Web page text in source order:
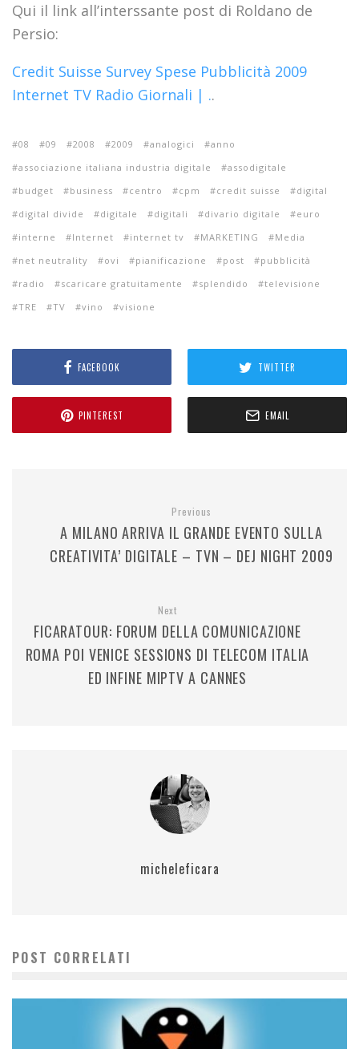
Qui il link all’interssante post di Roldano de
Persio:
Credit Suisse Survey Spese Pubblicità 2009
Internet TV Radio Giornali | ..
08 09 2008 2009 analogici
anno
associazione italiana industria digitale
assodigitale
budget
business centro cpm credit suisse
digital
digital divide
digitale digitali divario digitale
euro
interne
Internet internet tv MARKETING
Media
net neutrality
ovi pianificazione post
pubblicità
radio
scaricare gratuitamente splendido
televisione
TRE
TV vino visione
FACEBOOK TWITTER
PINTEREST EMAIL
Previous
A MILANO ARRIVA IL GRANDE EVENTO SULLA
CREATIVITA’ DIGITALE – TVN – DEJ NIGHT 2009
Next
FICARATOUR: FORUM DELLA COMUNICAZIONE
ROMA POI VENICE SESSIONS DI TELECOM ITALIA
ED INFINE MIPTV A CANNES
micheleficara
POST CORRELATI